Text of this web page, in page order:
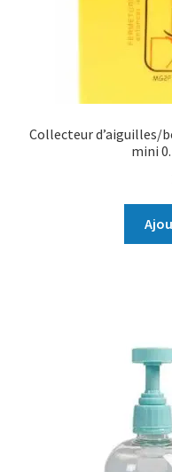
Collecteur d’aiguilles/
mini